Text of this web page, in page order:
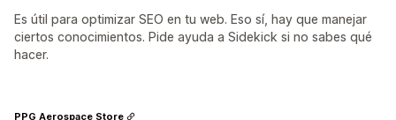
Es útil para optimizar SEO en tu web. Eso sí, hay que manejar
ciertos conocimientos. Pide ayuda a Sidekick si no sabes qué
hacer.
PPG Aerospace Store